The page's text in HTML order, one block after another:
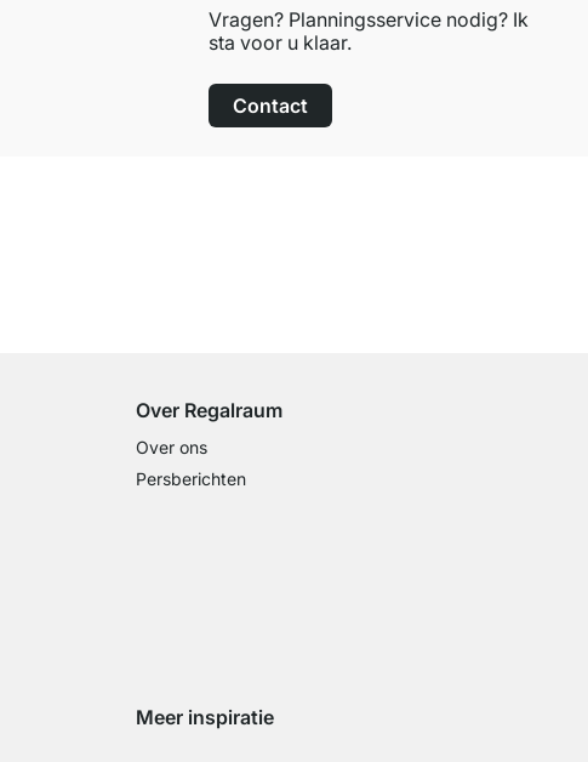
Vragen? Planningsservice nodig? Ik
sta voor u klaar.
Contact
Over Regalraum
Over ons
Persberichten
Meer inspiratie